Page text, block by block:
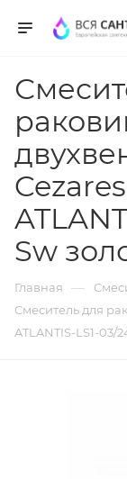
Sw
Главная —
Смеситель для
ATLANTIS-LS1-03/